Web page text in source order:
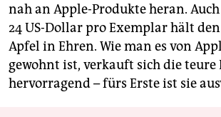
nah an Apple-Produkte heran.
24 US-Dollar pro Exemplar hält
Apfel in Ehren. Wie man es von
gewohnt ist, verkauft sich die teure
hervorragend – fürs Erste ist sie